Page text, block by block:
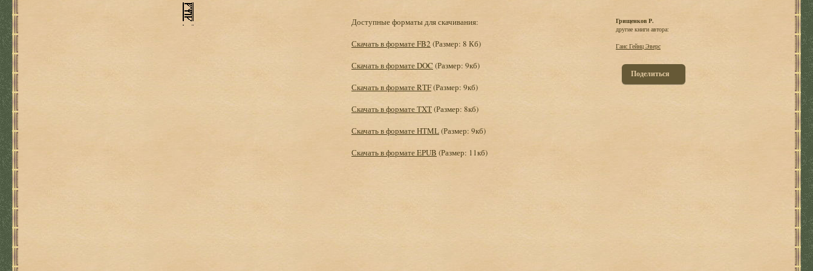
Доступные форматы для скачивания:
Скачать в формате FB2 (Размер: 8 Кб)
Скачать в формате DOC (Размер: 9кб)
Скачать в формате RTF(Размер: 9кб)
Скачать в формате TXT(Размер: 8кб)
Скачать в формате HTML(Размер: 9кб)
Скачать в формате EPUB (Размер: 11кб)
Грищенков Р.
другие книги автора:
Ганс Гейнц Эверс
Поделиться